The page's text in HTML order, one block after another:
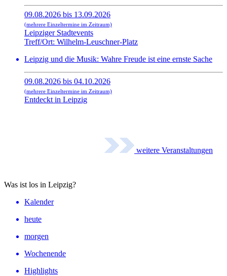
09.08.2026 bis 13.09.2026
(mehrere Einzeltermine im Zeitraum)
Leipziger Stadtevents
Treff/Ort: Wilhelm-Leuschner-Platz
Leipzig und die Musik: Wahre Freude ist eine ernste Sache
09.08.2026 bis 04.10.2026
(mehrere Einzeltermine im Zeitraum)
Entdeckt in Leipzig
weitere Veranstaltungen
Was ist los in Leipzig?
Kalender
heute
morgen
Wochenende
Highlights